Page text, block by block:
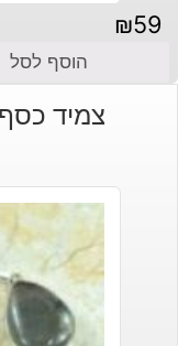
₪59
הוסף לסל
צמיד